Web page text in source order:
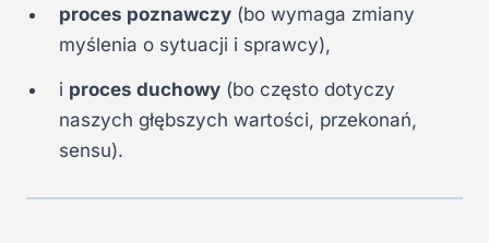
proces poznawczy (bo wymaga zmiany
myślenia o sytuacji i sprawcy),
i proces duchowy (bo często dotyczy
naszych głębszych wartości, przekonań,
sensu).